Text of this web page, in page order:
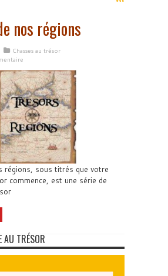
nos régions
Chasses au trésor
régions, sous titrés que votre
commence, est une série de
AU TRÉSOR